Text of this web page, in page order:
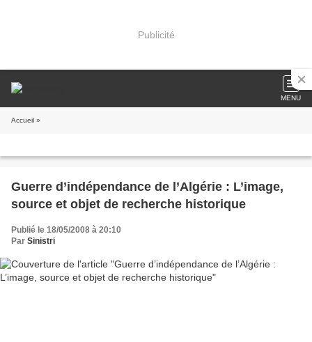
Publicité
MENU
Accueil »
Guerre d’indépendance de l’Algérie : L’image,
source et objet de recherche historique
Publié le 18/05/2008 à 20:10
Par Sinistri